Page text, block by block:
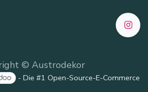
© Austrodekor
- Die #1 Open-Source-E-Commerce